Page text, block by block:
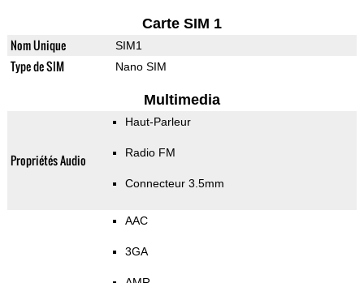
Carte SIM 1
Nom Unique SIM1
Type de SIM Nano SIM
Multimedia
Propriétés Audio
Haut-Parleur
Radio FM
Connecteur 3.5mm
AAC
3GA